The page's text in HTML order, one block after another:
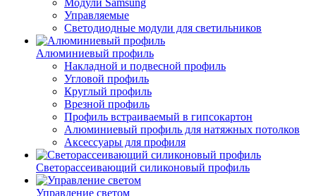
Модули Samsung
Управляемые
Светодиодные модули для светильников
Алюминиевый профиль
Накладной и подвесной профиль
Угловой профиль
Круглый профиль
Врезной профиль
Профиль встраиваемый в гипсокартон
Алюминиевый профиль для натяжных потолков
Аксессуары для профиля
Светорассеивающий силиконовый профиль
Управление светом